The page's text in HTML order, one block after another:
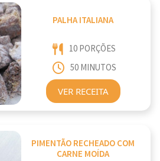
PALHA ITALIANA
10 PORÇÕES
50 MINUTOS
VER RECEITA
PIMENTÃO RECHEADO COM
CARNE MOÍDA